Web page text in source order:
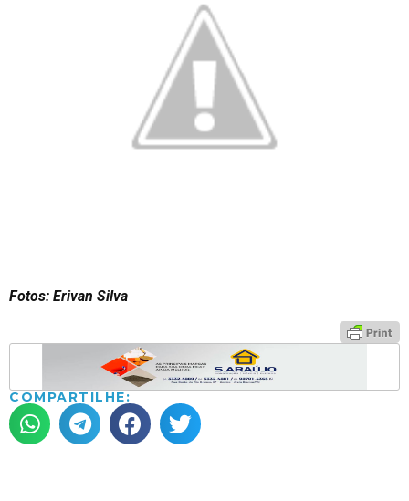
Fotos: Erivan Silva
COMPARTILHE: